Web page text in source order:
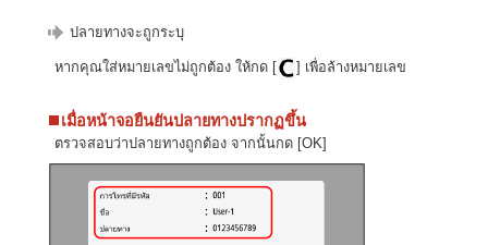
ปลายทางจะถูกระบุ
หากคุณใส่หมายเลขไม่ถูกต้อง ให้กด [ ] เพื่อล้างหมายเลข
เมื่อหน้าจอยืนยันปลายทางปรากฏขึ้น
ตรวจสอบว่าปลายทางถูกต้อง จากนั้นกด [OK]